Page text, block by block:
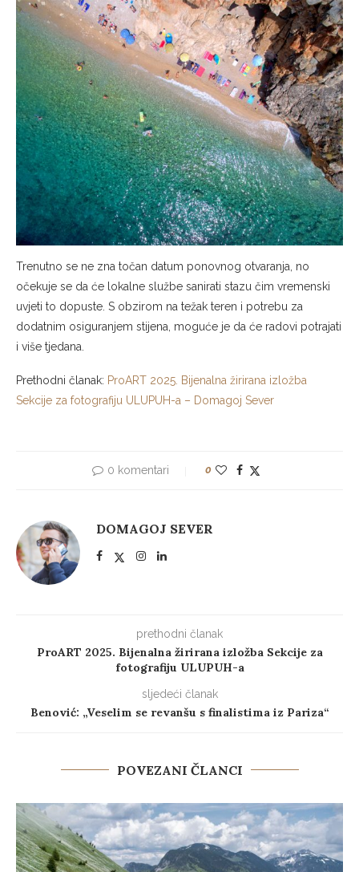
Trenutno se ne zna točan datum ponovnog otvaranja, no
očekuje se da će lokalne službe sanirati stazu čim vremenski
uvjeti to dopuste. S obzirom na težak teren i potrebu za
dodatnim osiguranjem stijena, moguće je da će radovi potrajati
i više tjedana.
Prethodni članak: ProART 2025. Bijenalna žirirana izložba
Sekcije za fotografiju ULUPUH-a – Domagoj Sever
0 komentari 0
DOMAGOJ SEVER
prethodni članak
ProART 2025. Bijenalna žirirana izložba Sekcije za
fotografiju ULUPUH-a
sljedeći članak
Benović: „Veselim se revanšu s finalistima iz Pariza“
POVEZANI ČLANCI